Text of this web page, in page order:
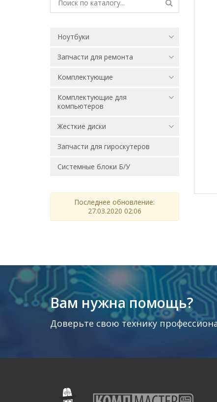
Ноутбуки
Запчасти для ремонта
Комплектующие
Комплектующие для
компьютеров
Жесткие диски
Запчасти для гироскутеров
Системные блоки Б/У
Последнее обновление:
27.03.2020 02:06
Вам нужна помощь?
Доверьте свою технику